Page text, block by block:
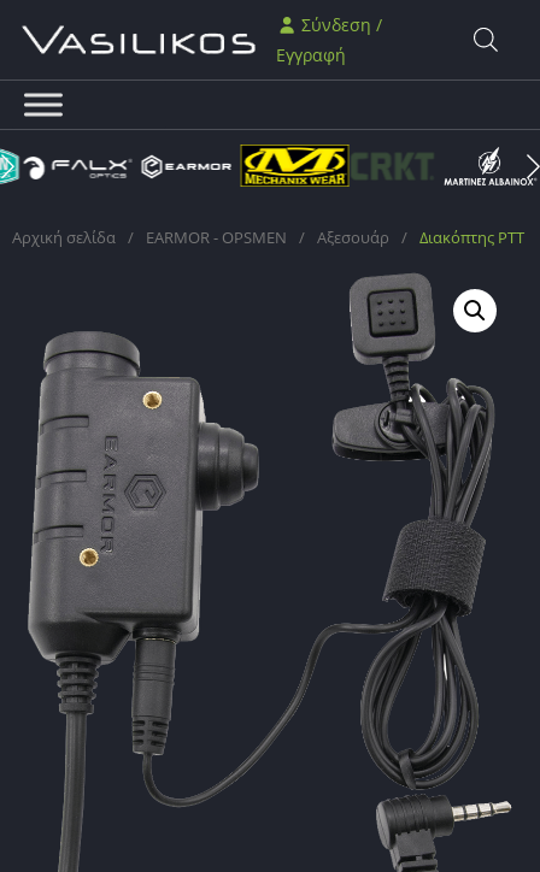
Σύνδεση /
Εγγραφή
Αρχική σελίδα / EARMOR - OPSMEN / Αξεσουάρ / Διακόπτης PTT